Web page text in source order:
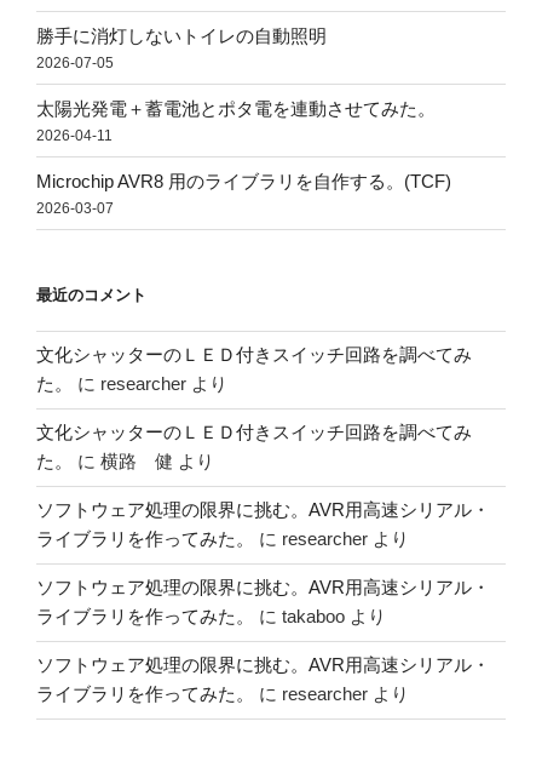
勝手に消灯しないトイレの自動照明
2026-07-05
太陽光発電＋蓄電池とポタ電を連動させてみた。
2026-04-11
Microchip AVR8 用のライブラリを自作する。(TCF)
2026-03-07
最近のコメント
文化シャッターのＬＥＤ付きスイッチ回路を調べてみ
た。
に researcher より
文化シャッターのＬＥＤ付きスイッチ回路を調べてみ
た。
に 横路 健 より
ソフトウェア処理の限界に挑む。AVR用高速シリアル・
ライブラリを作ってみた。
に researcher より
ソフトウェア処理の限界に挑む。AVR用高速シリアル・
ライブラリを作ってみた。
に takaboo より
ソフトウェア処理の限界に挑む。AVR用高速シリアル・
ライブラリを作ってみた。
に researcher より